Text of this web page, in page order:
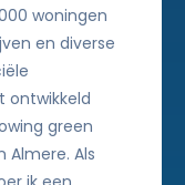
woningen
en diverse
ontwikkeld
green
Almere. Als